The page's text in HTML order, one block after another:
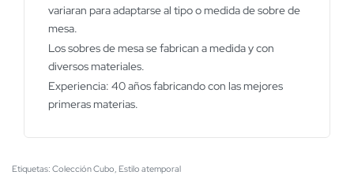
variaran para adaptarse al tipo o medida de sobre de
mesa.
Los sobres de mesa se fabrican a medida y con
diversos materiales.
Experiencia: 40 años fabricando con las mejores
primeras materias.
Etiquetas: Colección Cubo Estilo atemporal